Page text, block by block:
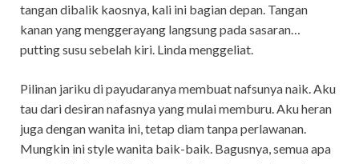
tangan dibalik kaosnya, kali ini bagian depan. Tangan
kanan yang menggerayang langsung pada sasaran…
putting susu sebelah kiri. Linda menggeliat.
Pilinan jariku di payudaranya membuat nafsunya naik. Aku
tau dari desiran nafasnya yang mulai memburu. Aku heran
juga dengan wanita ini, tetap diam tanpa perlawanan.
Mungkin ini style wanita baik-baik. Bagusnya, semua apa